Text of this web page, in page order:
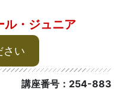
ル・ジュニア
さい
講座番号：254-883